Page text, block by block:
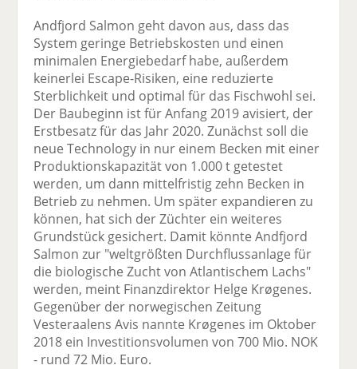
Andfjord Salmon geht davon aus, dass das
System geringe Betriebskosten und einen
minimalen Energiebedarf habe, außerdem
keinerlei Escape-Risiken, eine reduzierte
Sterblichkeit und optimal für das Fischwohl sei.
Der Baubeginn ist für Anfang 2019 avisiert, der
Erstbesatz für das Jahr 2020. Zunächst soll die
neue Technology in nur einem Becken mit einer
Produktionskapazität von 1.000 t getestet
werden, um dann mittelfristig zehn Becken in
Betrieb zu nehmen. Um später expandieren zu
können, hat sich der Züchter ein weiteres
Grundstück gesichert. Damit könnte Andfjord
Salmon zur "weltgrößten Durchflussanlage für
die biologische Zucht von Atlantischem Lachs"
werden, meint Finanzdirektor Helge Krøgenes.
Gegenüber der norwegischen Zeitung
Vesteraalens Avis nannte Krøgenes im Oktober
2018 ein Investitionsvolumen von 700 Mio. NOK
- rund 72 Mio. Euro.